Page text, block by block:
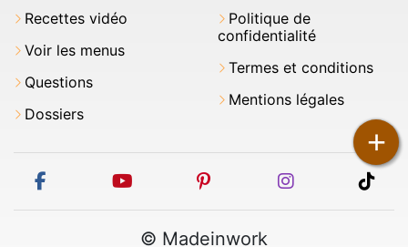
+
Recettes vidéo
Voir les menus
Questions
Dossiers
Politique de
confidentialité
Termes et conditions
Mentions légales
facebook youtube pinterest instagram
© Madeinwork